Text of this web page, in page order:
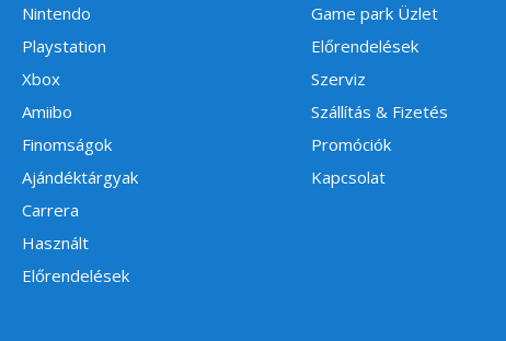
Nintendo
Playstation
Xbox
Amiibo
Finomságok
Ajándéktárgyak
Carrera
Használt
Előrendelések
Game park Üzlet
Előrendelések
Szerviz
Szállítás & Fizetés
Promóciók
Kapcsolat